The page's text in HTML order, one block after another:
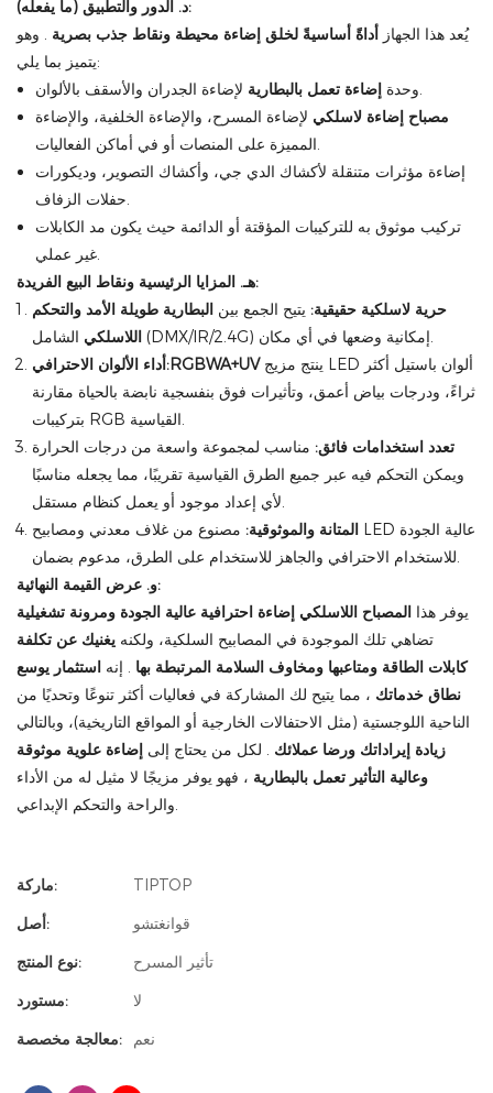
د. الدور والتطبيق (ما يفعله):
يُعد هذا الجهاز أداةً أساسيةً لخلق إضاءة محيطة ونقاط جذب بصرية . وهو
يتميز بما يلي:
وحدةإضاءة تعمل بالبطارية
لإضاءة الجدران والأسقف بالألوان.
مصباح إضاءة لاسلكي لإضاءة المسرح، والإضاءة الخلفية، والإضاءة
المميزة على المنصات أو في أماكن الفعاليات.
إضاءة مؤثرات متنقلة لأكشاك الدي جي، وأكشاك التصوير، وديكورات
حفلات الزفاف.
تركيب موثوق به للتركيبات المؤقتة أو الدائمة حيث يكون مد الكابلات
غير عملي.
هـ. المزايا الرئيسية ونقاط البيع الفريدة:
حرية لاسلكية حقيقية: يتيح الجمع بين البطارية طويلة الأمد والتحكم
اللاسلكي
الشامل (DMX/IR/2.4G) إمكانية وضعها في أي مكان.
أداء الألوان الاحترافي:RGBWA+UVينتج مزيج LED ألوان باستيل أكثر
ثراءً، ودرجات بياض أعمق، وتأثيرات فوق بنفسجية نابضة بالحياة مقارنة
بتركيبات RGB القياسية.
تعدد استخدامات فائق: مناسب لمجموعة واسعة من درجات الحرارة
ويمكن التحكم فيه عبر جميع الطرق القياسية تقريبًا، مما يجعله مناسبًا
لأي إعداد موجود أو يعمل كنظام مستقل.
المتانة والموثوقية: مصنوع من غلاف معدني ومصابيح LED عالية الجودة
للاستخدام الاحترافي والجاهز للاستخدام على الطرق، مدعوم بضمان.
و. عرض القيمة النهائية:
يوفر هذا المصباح اللاسلكي إضاءة احترافية عالية الجودة ومرونة تشغيلية
تضاهي تلك الموجودة في المصابيح السلكية، ولكنه يغنيك عن تكلفة
كابلات الطاقة ومتاعبها ومخاوف السلامة المرتبطة بها . إنه استثمار يوسع
نطاق خدماتك ، مما يتيح لك المشاركة في فعاليات أكثر تنوعًا وتحديًا من
الناحية اللوجستية (مثل الاحتفالات الخارجية أو المواقع التاريخية)، وبالتالي
زيادة إيراداتك ورضا عملائك . لكل من يحتاج إلى إضاءة علوية موثوقة
وعالية التأثير تعمل بالبطارية ، فهو يوفر مزيجًا لا مثيل له من الأداء
والراحة والتحكم الإبداعي.
ماركة:
TIPTOP
أصل:
قوانغتشو
نوع المنتج:
تأثير المسرح
مستورد:
لا
معالجة مخصصة:
نعم